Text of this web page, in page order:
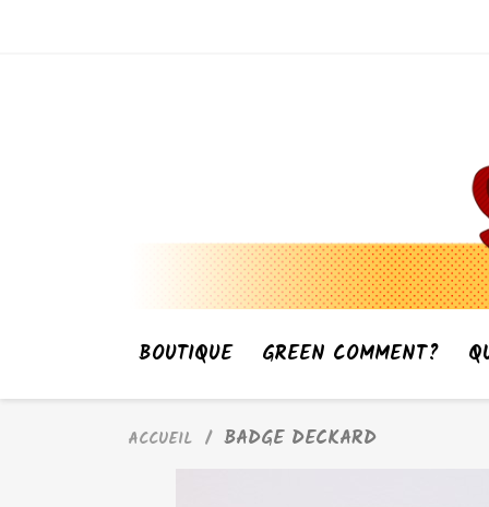
BOUTIQUE GREEN COMMENT?
ACCUEIL BADGE DECKARD